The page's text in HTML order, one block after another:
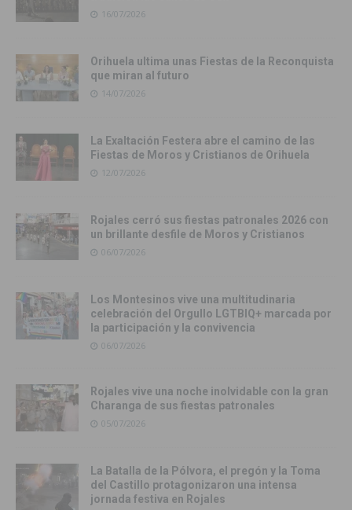
16/07/2026
Orihuela ultima unas Fiestas de la Reconquista
que miran al futuro
14/07/2026
La Exaltación Festera abre el camino de las
Fiestas de Moros y Cristianos de Orihuela
12/07/2026
Rojales cerró sus fiestas patronales 2026 con
un brillante desfile de Moros y Cristianos
06/07/2026
Los Montesinos vive una multitudinaria
celebración del Orgullo LGTBIQ+ marcada por
la participación y la convivencia
06/07/2026
Rojales vive una noche inolvidable con la gran
Charanga de sus fiestas patronales
05/07/2026
La Batalla de la Pólvora, el pregón y la Toma
del Castillo protagonizaron una intensa
jornada festiva en Rojales